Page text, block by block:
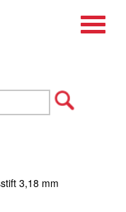
3,18 mm